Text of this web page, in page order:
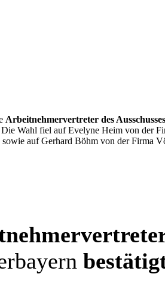
Arbeitnehmervertreter des
Die Wahl fiel auf Evelyne Heim von der
auf Gerhard Böhm von der Firma